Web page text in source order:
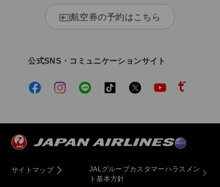
航空券の予約はこちら
公式SNS・コミュニケーションサイト
サイトマップ
JALグループカスタマーハラスメン
ト基本方針